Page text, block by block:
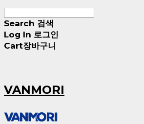
Search 검색
Log In 로그인
Cart장바구니
VANMORI